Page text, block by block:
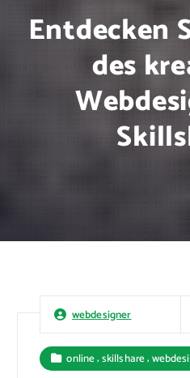
Entdecken
des
webdesigner
online,skillshare,